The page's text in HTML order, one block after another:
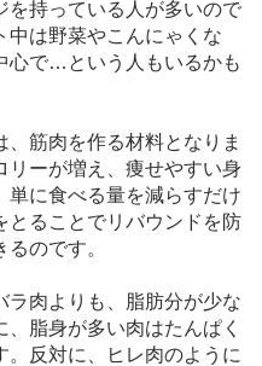
を持っている人が多いので
中は野菜やこんにゃくな
心で…という人もいるかも
筋肉を作る材料となりま
リーが増え、痩せやすい身
単に食べる量を減らすだけ
とることでリバウンドを防
のです。
ラ肉よりも、脂肪分が少な
脂身が多い肉はたんぱく
。反対に、ヒレ肉のように